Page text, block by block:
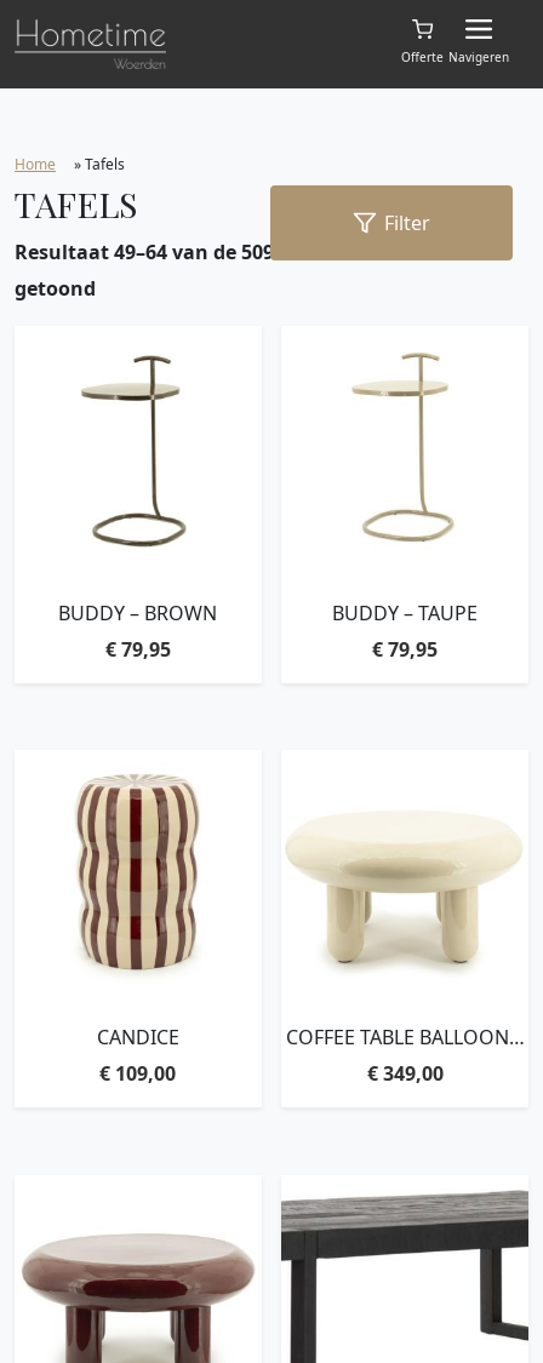
Offerte Navigeren
Home »Tafels
TAFELS
Filter
Resultaat 49–64 van de 509 resultaten wordt
getoond
BUDDY – BROWN
€79,95
BUDDY – TAUPE
€79,95
CANDICE
€ 109,00
COFFEE TABLE BALLOON –
BEIGE
€349,00